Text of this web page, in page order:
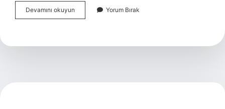
Devamını okuyun
sayılı
yararlanabilir
Yorum Bırak